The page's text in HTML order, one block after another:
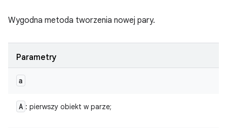
Wygodna metoda tworzenia nowej pary.
Parametry
a
A : pierwszy obiekt w parze;